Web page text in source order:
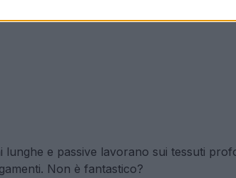
lunghe e passive lavorano sui tessuti
Non è fantastico?